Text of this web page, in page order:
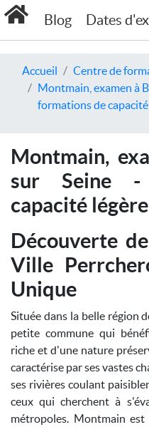
Blog Dates
Accueil
Centre de
Montmain, examen à
formations de
Montmain,
sur Seine -
capacité
Découverte
Ville
Unique
Située dans la belle région
petite commune qui
riche et d'une nature
caractérise par ses vastes
ses rivières coulant
ceux qui cherchent à
métropoles. Montmain